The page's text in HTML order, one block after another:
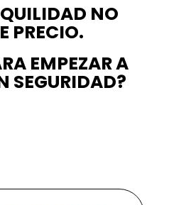
NO
PRECIO.
EMPEZAR A
SEGURIDAD?